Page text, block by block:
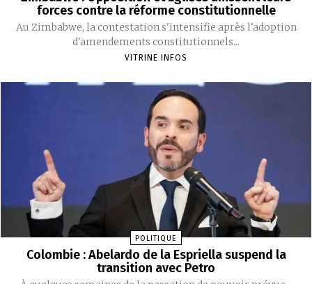
forces contre la réforme constitutionnelle
Au Zimbabwe, la contestation s'intensifie après l'adoption
d'amendements constitutionnels...
VITRINE INFOS
POLITIQUE
Colombie : Abelardo de la Espriella suspend la
transition avec Petro